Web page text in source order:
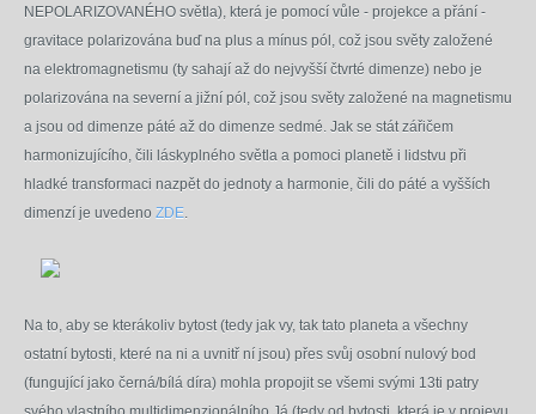
NEPOLARIZOVANÉHO světla), která je pomocí vůle - projekce a přání -
gravitace polarizována buď na plus a mínus pól, což jsou světy založené
na elektromagnetismu (ty sahají až do nejvyšší čtvrté dimenze) nebo je
polarizována na severní a jižní pól, což jsou světy založené na magnetismu
a jsou od dimenze páté až do dimenze sedmé. Jak se stát zářičem
harmonizujícího, čili láskyplného světla a pomoci planetě i lidstvu při
hladké transformaci nazpět do jednoty a harmonie, čili do páté a vyšších
dimenzí je uvedeno ZDE.
Na to, aby se kterákoliv bytost (tedy jak vy, tak tato planeta a všechny
ostatní bytosti, které na ni a uvnitř ní jsou) přes svůj osobní nulový bod
(fungující jako černá/bílá díra) mohla propojit se všemi svými 13ti patry